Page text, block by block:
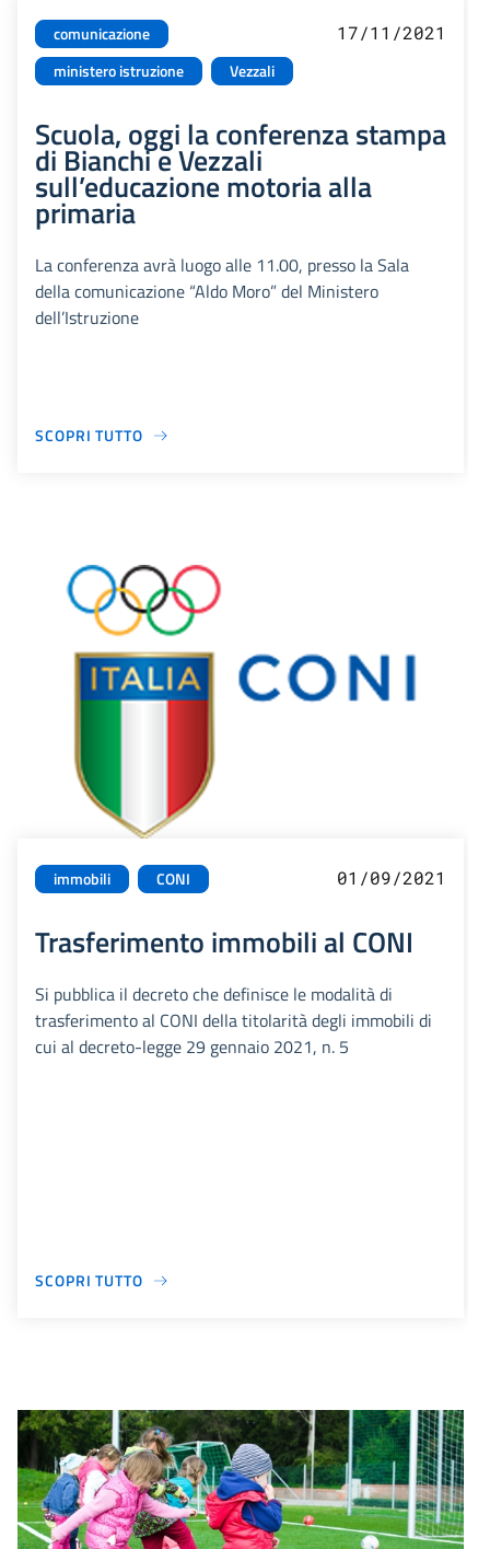
comunicazione
ministero istruzione
Vezzali
17/11/2021
Scuola, oggi la conferenza stampa
di Bianchi e Vezzali
sull’educazione motoria alla
primaria
La conferenza avrà luogo alle 11.00, presso la Sala
della comunicazione “Aldo Moro” del Ministero
dell’Istruzione
SCOPRI TUTTO
immobili CONI 01/09/2021
Trasferimento immobili al CONI
Si pubblica il decreto che definisce le modalità di
trasferimento al CONI della titolarità degli immobili di
cui al decreto-legge 29 gennaio 2021, n. 5
SCOPRI TUTTO